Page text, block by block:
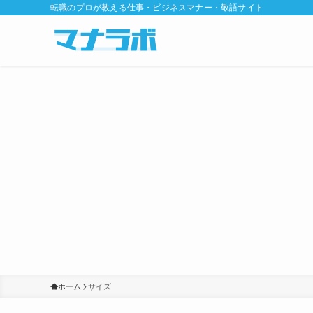
転職のプロが教える仕事・ビジネスマナー・敬語サイト
ホーム サイズ